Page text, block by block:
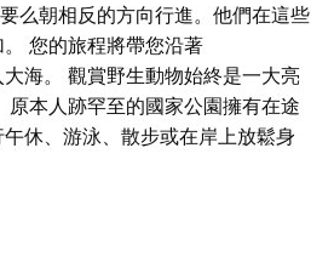
么朝相反的方向行進。他們在這些
您的旅程將帶您沿著
海。 觀賞野生動物始終是一大亮
本人跡罕至的國家公園擁有在途
休、游泳、散步或在岸上放鬆身
，從 Kioloa 到 Depot Beach，要
適合中等身材的戶外愛好者參加。